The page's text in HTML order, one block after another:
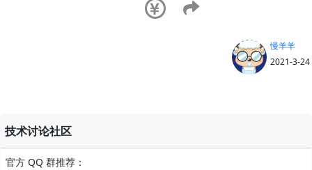
慢羊羊
2021-3-24
技术讨论社区
官方 QQ 群推荐：